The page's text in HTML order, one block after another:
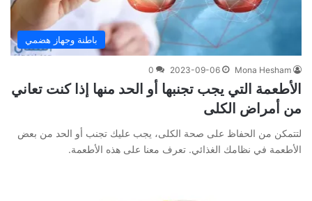
باطنة وجهاز هضمي
Mona Hesham
2023-09-06
0
الأطعمة التي يجب تجنبها أو الحد منها إذا كنت تعاني
من أمراض الكلى
لتتمكن من الحفاظ على صحة الكلى، يجب عليك تجنب أو الحد من بعض
الأطعمة في نظامك الغذائي. تعرف معنا على هذه الأطعمة.